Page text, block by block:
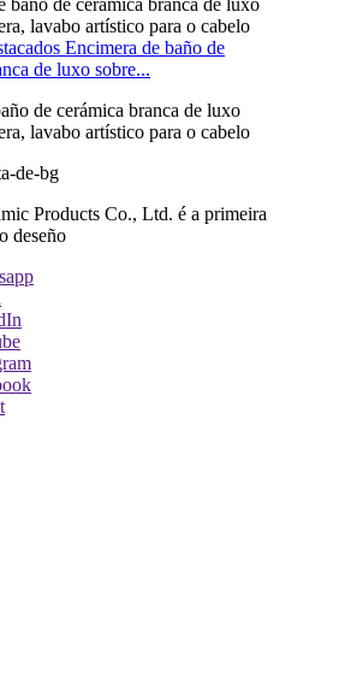
Encimera de baño de
de luxo sobre...
de cerámica branca de luxo
lavabo artístico para o cabelo
Products Co., Ltd. é a primeira
deseño